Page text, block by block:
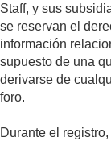
Staff, y sus
se reservan el
información
supuesto de una
derivarse de
foro.
Durante el